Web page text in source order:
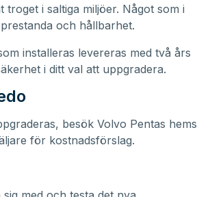
troget i saltiga miljöer. Något som i
och hållbarhet.
installeras levereras med två års
i ditt val att uppgradera.
besök Volvo Pentas
för kostnadsförslag.